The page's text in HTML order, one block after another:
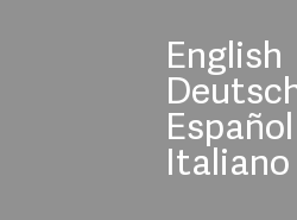
English
Español
Italiano